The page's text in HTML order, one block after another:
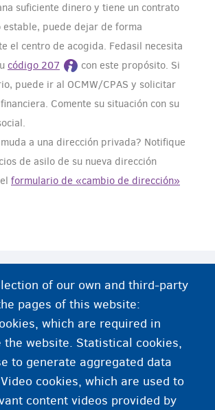
suficiente dinero y tiene un contrato
estable, puede dejar de forma
el centro de acogida. Fedasil necesita
código 207
con este propósito. Si
puede ir al OCMW/CPAS y solicitar
Comente su situación con su
a una dirección privada? Notifique
de asilo de su nueva dirección
formulario de «cambio de dirección»
de seguros
por parte del CPAS/OCMW
of our own and third-party
pages of this website:
which are required in
the website. Statistical cookies,
to generate aggregated data
cookies, which are used to
content videos provided by